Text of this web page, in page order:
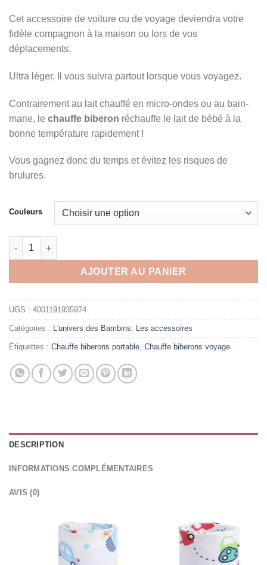
Cet accessoire de voiture ou de voyage deviendra votre
fidèle compagnon à la maison ou lors de vos
déplacements.
Ultra léger, Il vous suivra partout lorsque vous voyagez.
Contrairement au lait chauffé en micro-ondes ou au bain-
marie, le chauffe biberon réchauffe le lait de bébé à la
bonne température rapidement !
Vous gagnez donc du temps et évitez les risques de
brulures.
Couleurs
quantité de Chauffe biberons voyage USB, ultra pratique
AJOUTER AU PANIER
UGS : 4001191935974
Catégories : L'univers des Bambins, Les accessoires
Étiquettes : Chauffe biberons portable, Chauffe biberons voyage
DESCRIPTION
INFORMATIONS COMPLÉMENTAIRES
AVIS (0)